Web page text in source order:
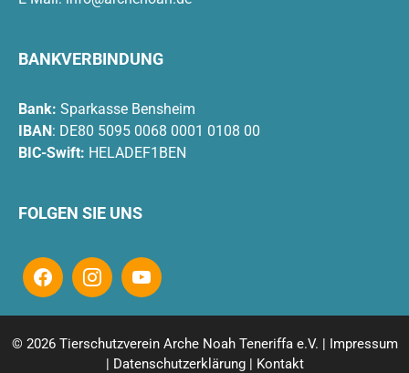
BANKVERBINDUNG
Bank: Sparkasse Bensheim
IBAN: DE80 5095 0068 0001 0108 00
BIC-Swift: HELADEF1BEN
FOLGEN SIE UNS
© 2026 Tierschutzverein Arche Noah Teneriffa e.V. | Impressum
| Datenschutzerklärung| Kontakt